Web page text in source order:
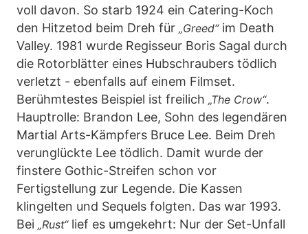
voll davon. So starb 1924 ein Catering-Koch
den Hitzetod beim Dreh für „Greed“im Death
Valley. 1981 wurde Regisseur Boris Sagal durch
die Rotorblätter eines Hubschraubers tödlich
verletzt - ebenfalls auf einem Filmset.
Berühmtestes Beispiel ist freilich „The Crow“.
Hauptrolle: Brandon Lee, Sohn des legendären
Martial Arts-Kämpfers Bruce Lee. Beim Dreh
verunglückte Lee tödlich. Damit wurde der
finstere Gothic-Streifen schon vor
Fertigstellung zur Legende. Die Kassen
klingelten und Sequels folgten. Das war 1993.
Bei „Rust“lief es umgekehrt: Nur der Set-Unfall